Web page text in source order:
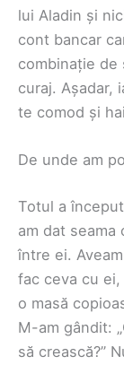
lui Aladin și
cont bancar
combinație de
curaj. Așadar,
te comod și
De unde am
Totul a
am dat
între ei.
fac ceva cu
o masă
M-am gândit:
să crească?”